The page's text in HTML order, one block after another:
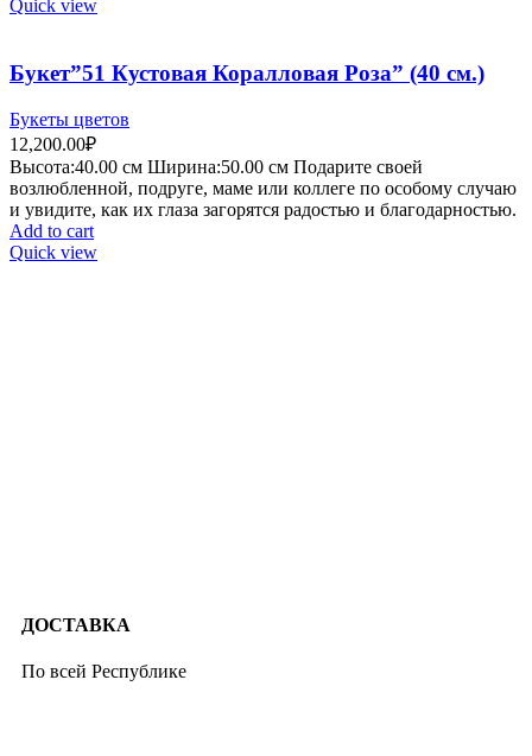
Quick view
Букет”51 Кустовая Коралловая Роза” (40 см.)
Букеты цветов
12,200.00₽
Высота:40.00 см Ширина:50.00 см Подарите своей
возлюбленной, подруге, маме или коллеге по особому случаю
и увидите, как их глаза загорятся радостью и благодарностью.
Add to cart
Quick view
ДОСТАВКА
По всей Республике